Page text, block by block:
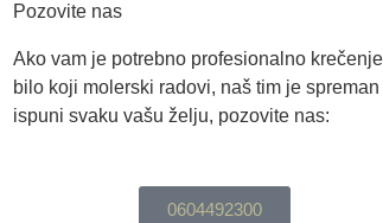
Pozovite nas
Ako vam je potrebno profesionalno
bilo koji molerski radovi, naš tim je spreman
ispuni svaku vašu želju, pozovite nas:
0604492300